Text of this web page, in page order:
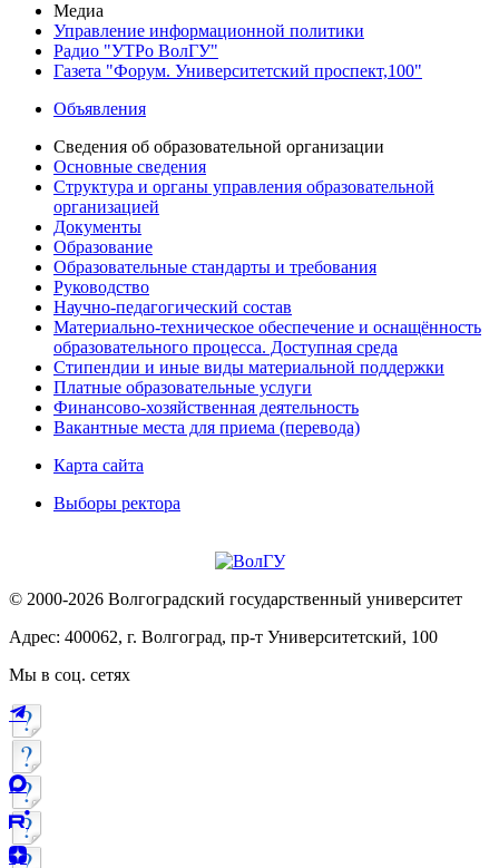
Медиа
Управление информационной политики
Радио "УТРо ВолГУ"
Газета "Форум. Университетский проспект,100"
Объявления
Сведения об образовательной организации
Основные сведения
Структура и органы управления образовательной
организацией
Документы
Образование
Образовательные стандарты и требования
Руководство
Научно-педагогический состав
Материально-техническое обеспечение и оснащённость
образовательного процесса. Доступная среда
Стипендии и иные виды материальной поддержки
Платные образовательные услуги
Финансово-хозяйственная деятельность
Вакантные места для приема (перевода)
Карта сайта
Выборы ректора
© 2000-2026 Волгоградский государственный университет
Адрес: 400062, г. Волгоград, пр-т Университетский, 100
Мы в соц. сетях